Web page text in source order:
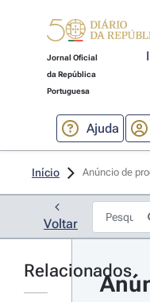
Jornal Oficial
da República
Portuguesa
Ajuda
Início Anúncio de
Voltar
Relacionados